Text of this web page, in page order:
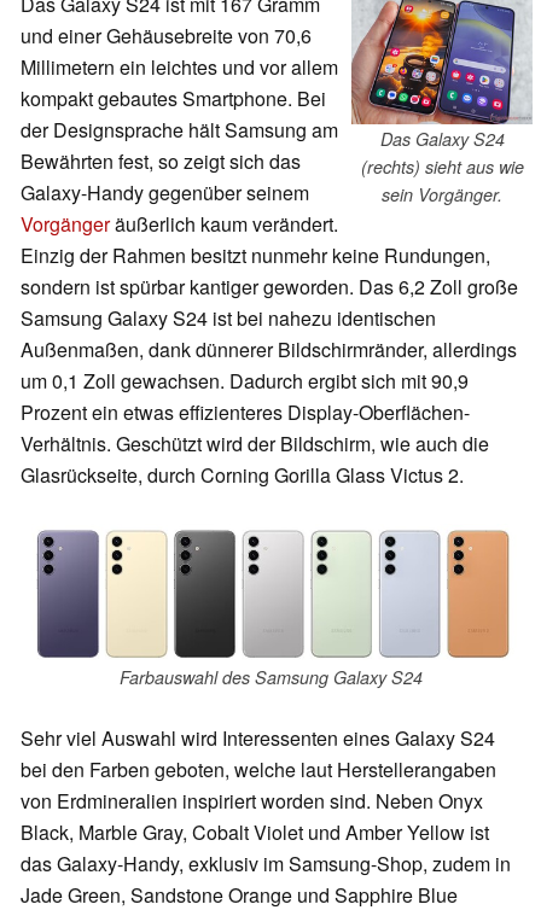
Das Galaxy S24
(rechts) sieht aus wie
sein Vorgänger.
und einer Gehäusebreite von 70,6
Millimetern ein leichtes und vor allem
kompakt gebautes Smartphone. Bei
der Designsprache hält Samsung am
Bewährten fest, so zeigt sich das
Galaxy-Handy gegenüber seinem
Vorgängeräußerlich kaum verändert.
Einzig der Rahmen besitzt nunmehr keine Rundungen,
sondern ist spürbar kantiger geworden. Das 6,2 Zoll große
Samsung Galaxy S24 ist bei nahezu identischen
Außenmaßen, dank dünnerer Bildschirmränder, allerdings
um 0,1 Zoll gewachsen. Dadurch ergibt sich mit 90,9
Prozent ein etwas effizienteres Display-Oberflächen-
Verhältnis. Geschützt wird der Bildschirm, wie auch die
Glasrückseite, durch Corning Gorilla Glass Victus 2.
Farbauswahl des Samsung Galaxy S24
Sehr viel Auswahl wird Interessenten eines Galaxy S24
bei den Farben geboten, welche laut Herstellerangaben
von Erdmineralien inspiriert worden sind. Neben Onyx
Black, Marble Gray, Cobalt Violet und Amber Yellow ist
das Galaxy-Handy, exklusiv im Samsung-Shop, zudem in
Jade Green, Sandstone Orange und Sapphire Blue